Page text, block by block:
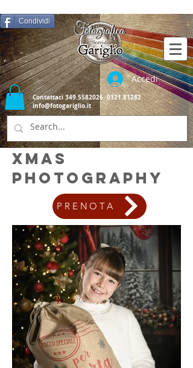
Condividi
Contattaci349.5582026 0121.81282
info@fotogariglio.it
Accedi
XMAS
PHOTOGRAPHY
PRENOTA